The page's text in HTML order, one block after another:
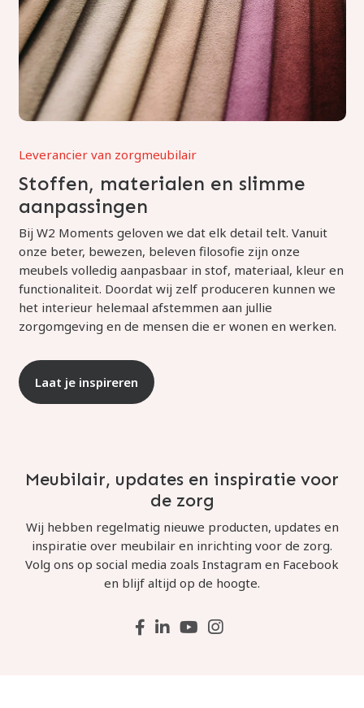
Leverancier van zorgmeubilair
Stoffen, materialen en slimme
aanpassingen
Bij W2 Moments geloven we dat elk detail telt. Vanuit
onze beter, bewezen, beleven filosofie zijn onze
meubels volledig aanpasbaar in stof, materiaal, kleur en
functionaliteit. Doordat wij zelf produceren kunnen we
het interieur helemaal afstemmen aan jullie
zorgomgeving en de mensen die er wonen en werken.
Laat je inspireren
Meubilair, updates en inspiratie voor
de zorg
Wij hebben regelmatig nieuwe producten, updates en
inspiratie over meubilair en inrichting voor de zorg.
Volg ons op social media zoals Instagram en Facebook
en blijf altijd op de hoogte.